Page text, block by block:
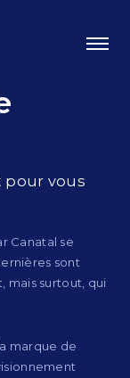
pour vous
Canatal se
sont
mais surtout, qui
marque de